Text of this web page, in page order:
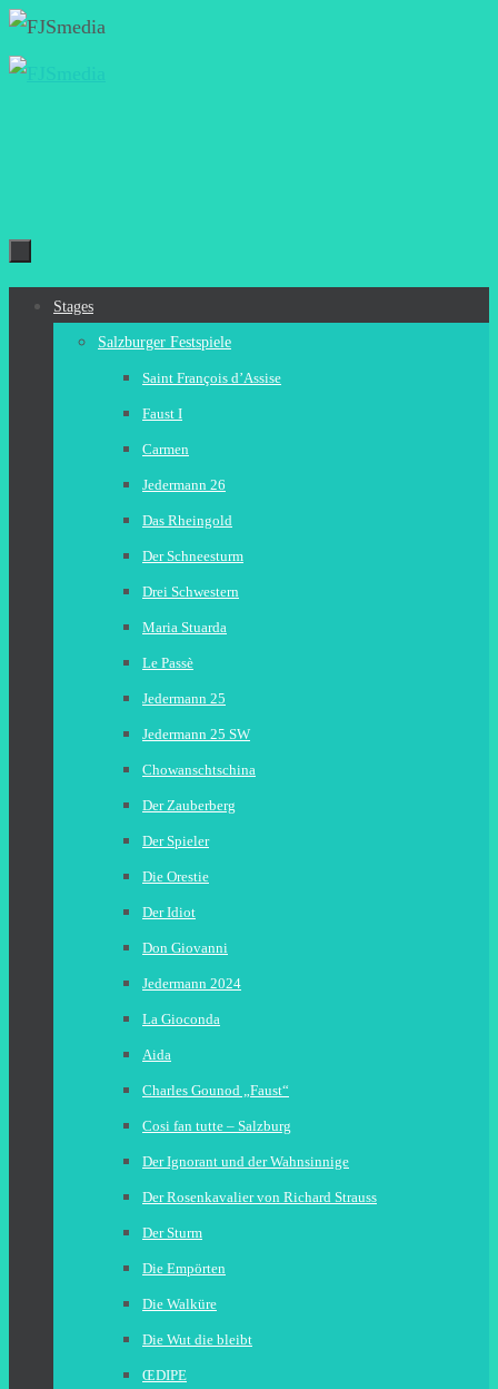
Zum
Inhalt
Zum
Stages
Salzburger Festspiele
Saint François d’Assise
Faust I
Carmen
Jedermann 26
Das Rheingold
Der Schneesturm
Drei Schwestern
Maria Stuarda
Le Passè
Jedermann 25
Jedermann 25 SW
Chowanschtschina
Der Zauberberg
Der Spieler
Die Orestie
Der Idiot
Don Giovanni
Jedermann 2024
La Gioconda
Aida
Charles Gounod „Faust“
Cosi fan tutte – Salzburg
Der Ignorant und der Wahnsinnige
Der Rosenkavalier von Richard Strauss
Der Sturm
Die Empörten
Die Walküre
Die Wut die bleibt
ŒDIPE